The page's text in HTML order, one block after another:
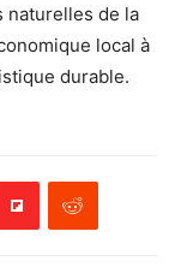
naturelles de la
local à
durable.